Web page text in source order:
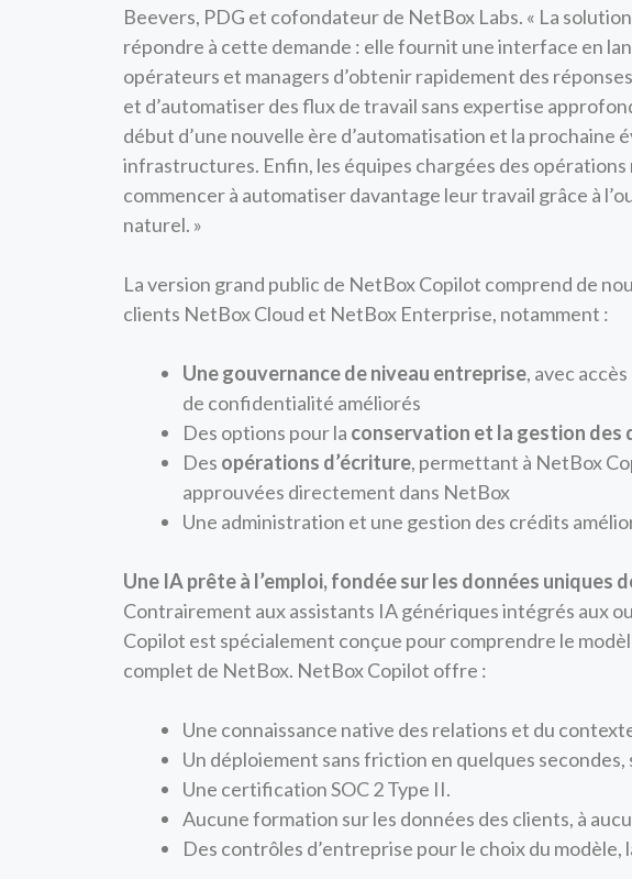
Beevers, PDG et cofondateur de NetBox Labs. « La
répondre à cette demande : elle fournit une interface en
opérateurs et managers d’obtenir rapidement des
et d’automatiser des flux de travail sans expertise
début d’une nouvelle ère d’automatisation et la prochaine
infrastructures. Enfin, les équipes chargées des
commencer à automatiser davantage leur travail grâce à
naturel. »
La version grand public de NetBox Copilot comprend de
clients NetBox Cloud et NetBox Enterprise, notamment :
Une gouvernance de niveau entreprise, avec
de confidentialité améliorés
Des options pour la conservation et la gestion des
Des opérations d’écriture, permettant à NetBox
approuvées directement dans NetBox
Une administration et une gestion des crédits
Une IA prête à l’emploi, fondée sur les données
Contrairement aux assistants IA génériques intégrés aux
Copilot est spécialement conçue pour comprendre le
complet de NetBox. NetBox Copilot offre :
Une connaissance native des relations et du
Un déploiement sans friction en quelques
Une certification SOC 2 Type II.
Aucune formation sur les données des clients, à
Des contrôles d’entreprise pour le choix du